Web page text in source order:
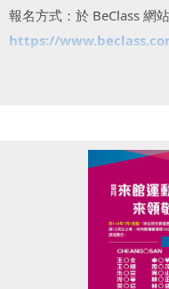
報名方式：於 BeClass 網
https://
・*號課程請自備瑜珈墊。
・羽球課請自備球拍，游
・兒童課程限7歲以上，一
・每人限報三堂課。
報名即享好禮：課程當日
注意事項：若報名後未請